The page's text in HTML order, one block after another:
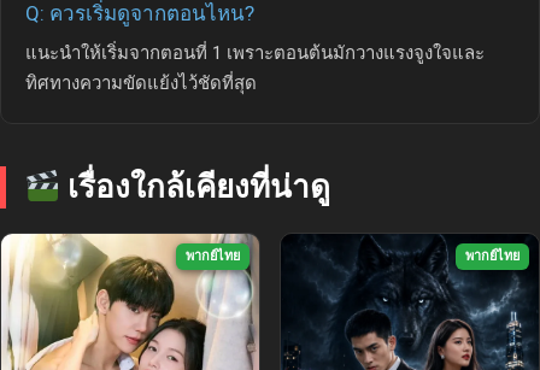
Q: ควรเริ่มดูจากตอนไหน?
แนะนำให้เริ่มจากตอนที่ 1 เพราะตอนต้นมักวางแรงจูงใจและ
ทิศทางความขัดแย้งไว้ชัดที่สุด
เรื่องใกล้เคียงที่น่าดู
พากย์ไทย พากย์ไทย